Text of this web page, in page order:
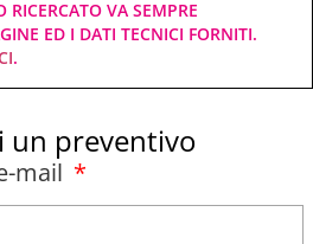
VA SEMPRE
ED I DATI TECNICI FORNITI.
.
un preventivo
mail